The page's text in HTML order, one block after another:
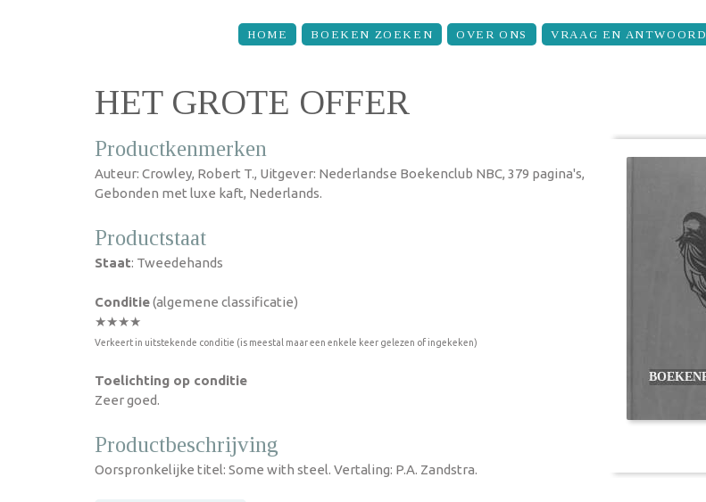
HOME BOEKEN ZOEKEN OVER ONS VRAAG EN ANTWOORD
HET GROTE OFFER
Productkenmerken
Auteur: Crowley, Robert T., Uitgever: Nederlandse Boekenclub NBC, 379 pagina's,
Gebonden met luxe kaft, Nederlands.
Productstaat
Staat: Tweedehands
Conditie(algemene classificatie)
★★★★
Verkeert in uitstekende conditie (is meestal maar een enkele keer gelezen of ingekeken)
Toelichting op conditie
Zeer goed.
Productbeschrijving
Oorspronkelijke titel: Some with steel. Vertaling: P.A. Zandstra.